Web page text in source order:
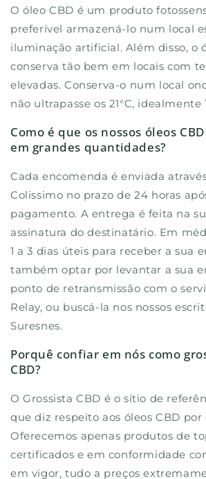
O óleo CBD é um produto
preferível armazená-lo num local
iluminação artificial. Além disso, o
conserva tão bem em locais com
elevadas. Conserva-o num local
não ultrapasse os 21°C, idealmente
Como é que os nossos óleos
em grandes quantidades?
Cada encomenda é enviada
Colissimo no prazo de 24 horas
pagamento. A entrega é feita na
assinatura do destinatário. Em
1 a 3 dias úteis para receber a sua
também optar por levantar a sua
ponto de retransmissão com o
Relay, ou buscá-la nos nossos
Suresnes.
Porquê confiar em nós como
CBD?
O Grossista CBD é o sítio de
que diz respeito aos óleos CBD por
Oferecemos apenas produtos de
certificados e em conformidade
em vigor, tudo a preços